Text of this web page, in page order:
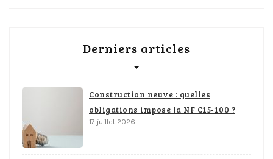
Derniers articles
Construction neuve : quelles
obligations impose la NF C15-100 ?
17 juillet 2026